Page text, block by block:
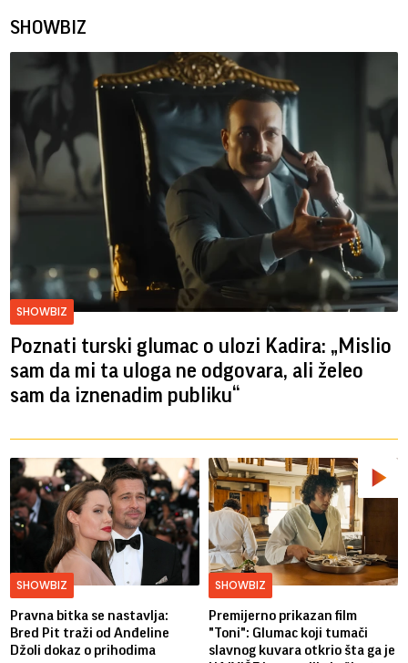
SHOWBIZ
SHOWBIZ
Poznati turski glumac o ulozi Kadira: „Mislio
sam da mi ta uloga ne odgovara, ali želeo
sam da iznenadim publiku“
SHOWBIZ
Pravna bitka se nastavlja:
Bred ​​Pit traži od Anđeline
Džoli dokaz o prihodima
SHOWBIZ
Premijerno prikazan film
"Toni": Glumac koji tumači
slavnog kuvara otkrio šta ga je